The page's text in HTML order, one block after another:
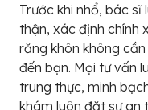
Trước khi nhổ, bác
thận, xác định chính
răng khôn không
đến bạn. Mọi tư vấn
trung thực, minh
khám luôn đặt sự an